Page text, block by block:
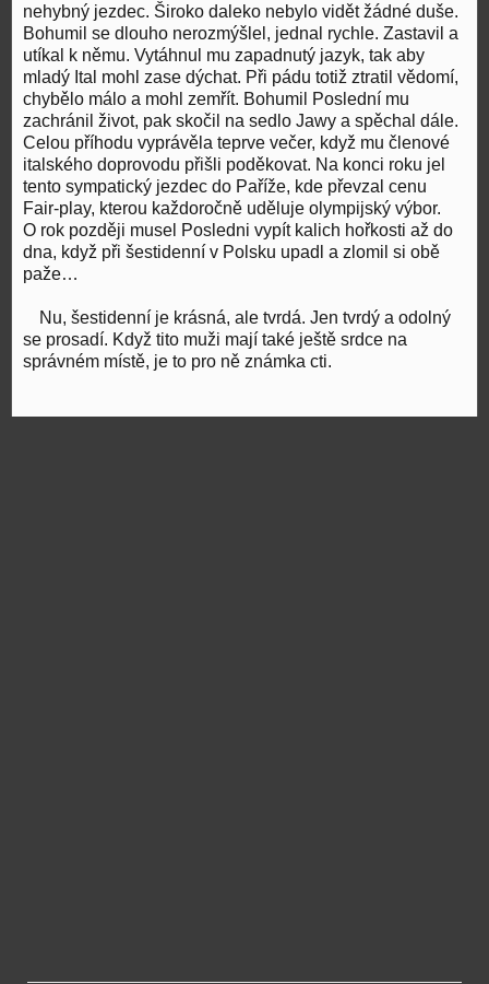
nehybný jezdec. Široko daleko nebylo vidět žádné duše.
Bohumil se dlouho nerozmýšlel, jednal rychle. Zastavil a
utíkal k němu. Vytáhnul mu zapadnutý jazyk, tak aby
mladý Ital mohl zase dýchat. Při pádu totiž ztratil vědomí,
chybělo málo a mohl zemřít. Bohumil Poslední mu
zachránil život, pak skočil na sedlo Jawy a spěchal dále.
Celou příhodu vyprávěla teprve večer, když mu členové
italského doprovodu přišli poděkovat. Na konci roku jel
tento sympatický jezdec do Paříže, kde převzal cenu
Fair-play, kterou každoročně uděluje olympijský výbor.
O rok později musel Posledni vypít kalich hořkosti až do
dna, když při šestidenní v Polsku upadl a zlomil si obě
paže…
Nu, šestidenní je krásná, ale tvrdá. Jen tvrdý a odolný
se prosadí. Když tito muži mají také ještě srdce na
správném místě, je to pro ně známka cti.